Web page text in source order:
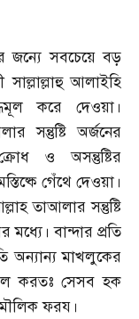
জন্যে সবচেয়ে বড়
আলাইহি
করে দেওয়া।
সন্তুষ্টি অর্জনের
ও অসন্তুষ্টির
গেঁথে দেওয়া।
তাআলার সন্তুষ্টি
বান্দার প্রতি
অন্যান্য মাখলুকের
করতঃ সেসব হক
ফরয।